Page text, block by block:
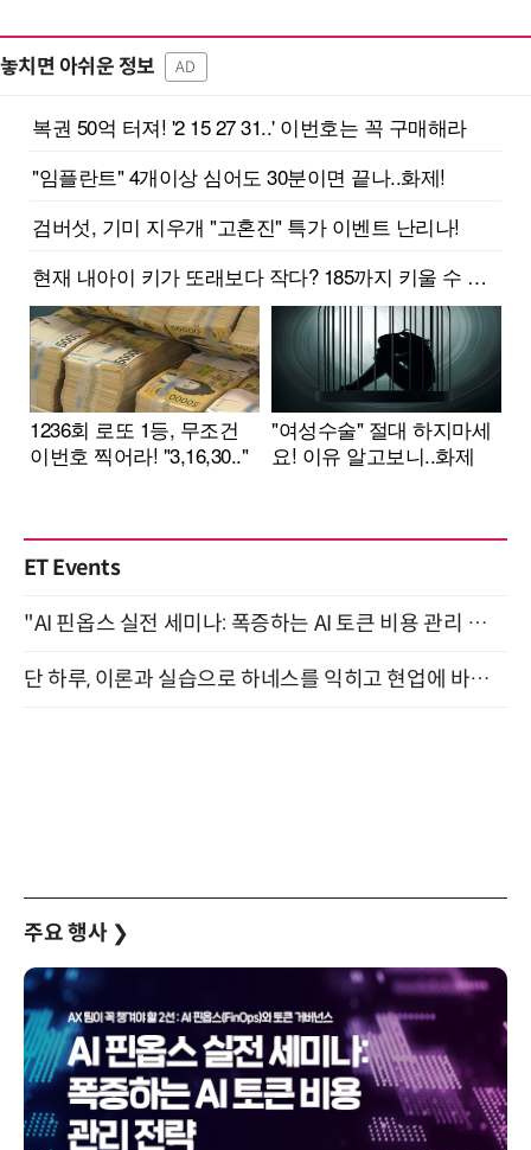
놓치면 아쉬운 정보 AD
ET Events
"AI 핀옵스 실전 세미나: 폭증하는 AI 토큰 비용 관리 전략" 8월 21일 개최
단 하루, 이론과 실습으로 하네스를 익히고 현업에 바로 쓰는 핸즈온 워크숍 (8/20)
주요 행사 ❯